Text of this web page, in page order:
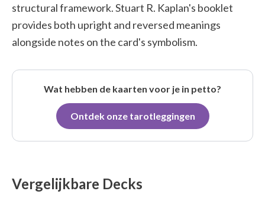
structural framework. Stuart R. Kaplan's booklet
provides both upright and reversed meanings
alongside notes on the card's symbolism.
Wat hebben de kaarten voor je in petto?
Ontdek onze tarotleggingen
Vergelijkbare Decks